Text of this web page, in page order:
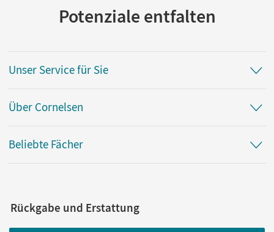
Potenziale entfalten
Unser Service für Sie
Über Cornelsen
Beliebte Fächer
Rückgabe und Erstattung